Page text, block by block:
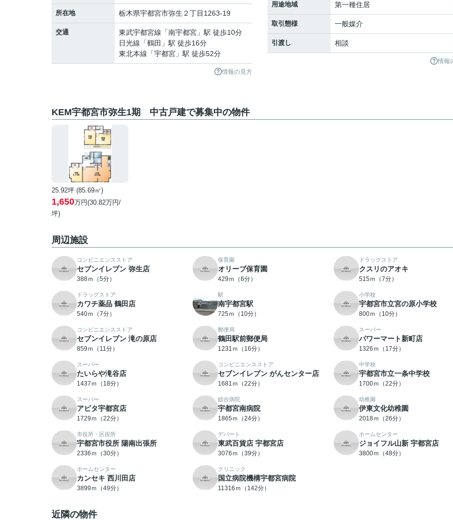
所在地 栃木県宇都宮市弥生 ２丁目1263-19
交通 東武宇都宮線 「南宇都宮 」駅 徒歩10分
日光線 「鶴田 」駅 徒歩16分
東北本線 「宇都宮 」駅 徒歩52分
情報の見方
用途地域 第一種住居
取引態様 一般媒介
引渡し 相談
情報
KEM宇都宮市弥生1期 中古戸建で募集中の物件
25.92坪 (85.69㎡)
1,650万円(30.82万円/
坪)
周辺施設
コンビニエンスストア
セブンイレブン 弥生店
388ｍ（5分）
保育園
オリーブ保育園
429ｍ（6分）
ドラッグストア
クスリのアオキ
515ｍ（7分）
ドラッグストア
カワチ薬品 鶴田店
540ｍ（7分）
駅
南宇都宮駅
725ｍ（10分）
小学校
宇都宮市立宮の原小学校
800ｍ（10分）
コンビニエンスストア
セブンイレブン 滝の原店
859ｍ（11分）
郵便局
鶴田駅前郵便局
1231ｍ（16分）
スーパー
パワーマート新町店
1326ｍ（17分）
スーパー
たいらや滝谷店
1437ｍ（18分）
コンビニエンスストア
セブンイレブン がんセンター店
1681ｍ（22分）
中学校
宇都宮市立一条中学校
1700ｍ（22分）
スーパー
アピタ宇都宮店
1729ｍ（22分）
総合病院
宇都宮南病院
1865ｍ（24分）
幼稚園
伊東文化幼稚園
2018ｍ（26分）
市役所・区役所
宇都宮市役所 陽南出張所
2336ｍ（30分）
デパート
東武百貨店 宇都宮店
3076ｍ（39分）
ホームセンター
ジョイフル山新 宇都宮店
3800ｍ（48分）
ホームセンター
カンセキ 西川田店
3899ｍ（49分）
クリニック
国立病院機構宇都宮病院
11316ｍ（142分）
近隣の物件